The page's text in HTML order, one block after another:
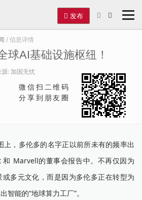
发布
/ 信息详情
球AI基础设施枢纽！
源: 加国无忧
微信扫二维码
分享到朋友圈
，多伦多的名字正以前所未有的频率出
Marvell的董事会报告中。不再仅因为
多元文化，而是因为多伦多正在转型为
智能的“地球算力工厂”。